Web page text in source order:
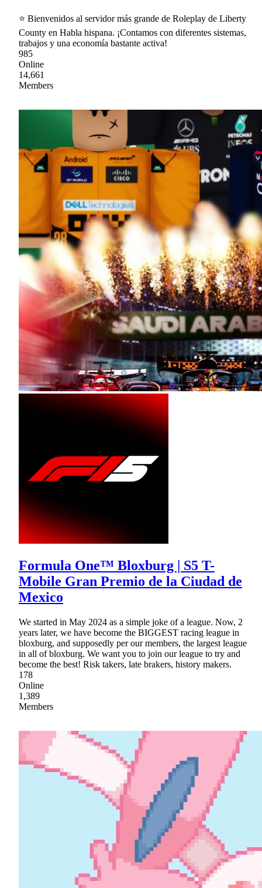
⭐ Bienvenidos al servidor más grande de Roleplay de Liberty
County en Habla hispana. ¡Contamos con diferentes sistemas,
trabajos y una economía bastante activa!
985
Online
14,661
Members
Formula One™ Bloxburg | S5 T-
Mobile Gran Premio de la Ciudad de
Mexico
We started in May 2024 as a simple joke of a league. Now, 2
years later, we have become the BIGGEST racing league in
bloxburg, and supposedly per our members, the largest league
in all of bloxburg. We want you to join our league to try and
become the best! Risk takers, late brakers, history makers.
178
Online
1,389
Members